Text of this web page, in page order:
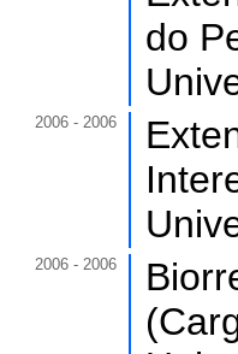
do
2006 - 2006
2006 - 2006